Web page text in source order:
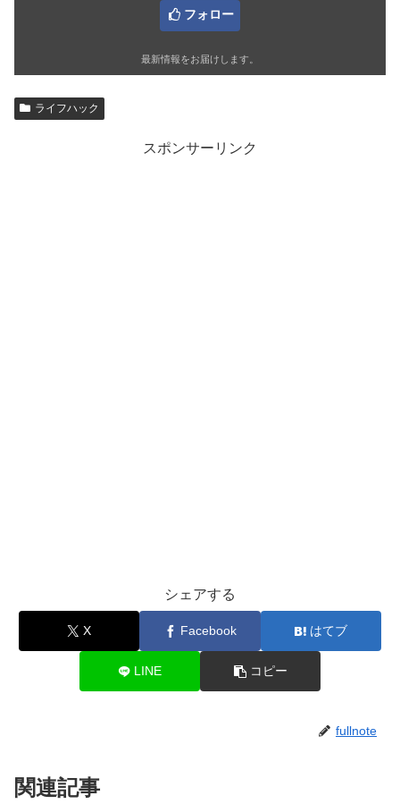
フォロー
最新情報をお届けします。
ライフハック
スポンサーリンク
シェアする
X Facebook はてブ
LINE コピー
fullnote
関連記事